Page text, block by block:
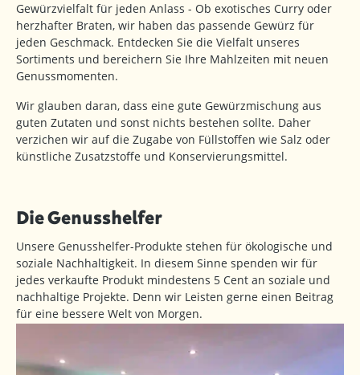
Gewürzvielfalt für jeden Anlass - Ob exotisches Curry oder
herzhafter Braten, wir haben das passende Gewürz für
jeden Geschmack. Entdecken Sie die Vielfalt unseres
Sortiments und bereichern Sie Ihre Mahlzeiten mit neuen
Genussmomenten.
Wir glauben daran, dass eine gute Gewürzmischung aus
guten Zutaten und sonst nichts bestehen sollte. Daher
verzichen wir auf die Zugabe von Füllstoffen wie Salz oder
künstliche Zusatzstoffe und Konservierungsmittel.
Die Genusshelfer
Unsere Genusshelfer-Produkte stehen für ökologische und
soziale Nachhaltigkeit. In diesem Sinne spenden wir für
jedes verkaufte Produkt mindestens 5 Cent an soziale und
nachhaltige Projekte. Denn wir Leisten gerne einen Beitrag
für eine bessere Welt von Morgen.